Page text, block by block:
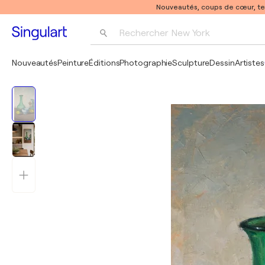
Nouveautés, coups de cœur,
Rechercher New York
Pablo Picasso
NouveautésPeintureÉditionsPhotographieSculptureDessinArtistes